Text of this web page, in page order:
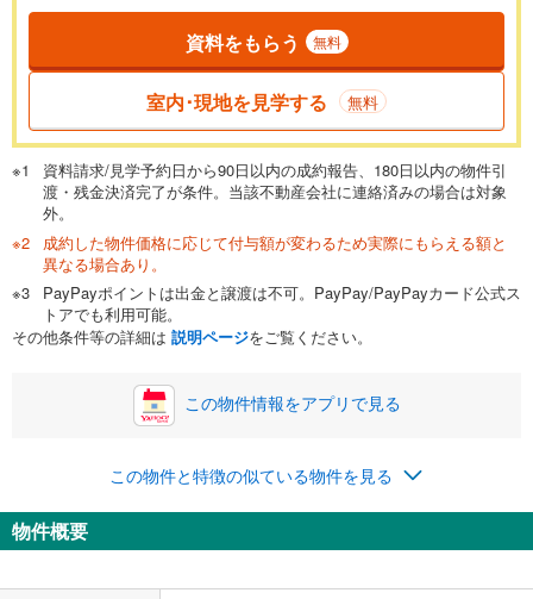
一般的には最長35年まで借り入れ可能です。多くの金融機関
が完済時の年齢は80歳までを条件としています。
閉じる
頭金 万円
0万円 4,190万円
自己資金から住宅購入にかけられる金額を入力してくださ
い。一般的には物件価格の2割までが目安です。
閉じる
ボーナス
万円
0円
ナス時の増額分（1回分）を入力してください。
ボーナス払いの限度額は金融機関によって異なります。
閉じる
月々の返済額
資料をもらう 無料
室内･現地を見学する 無料
資料請求/見学予約日から90日以内の成約報告、180日以内の物件引
渡・残金決済完了が条件。当該不動産会社に連絡済みの場合は対象
外。
成約した物件価格に応じて付与額が変わるため実際にもらえる額と
異なる場合あり。
PayPayポイントは出金と譲渡は不可。PayPay/PayPayカード公式ス
トアでも利用可能。
その他条件等の詳細は 説明ページをご覧ください。
この物件情報をアプリで見る
この物件と特徴の似ている物件を見る
物件概要